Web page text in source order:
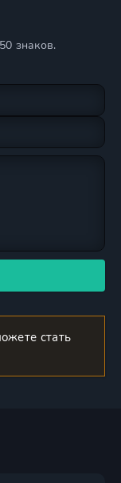
знаков.
стать